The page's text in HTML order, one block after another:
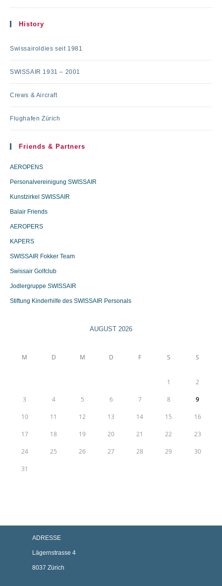
History
Swissairoldies seit 1981
SWISSAIR 1931 – 2001
Crews & Aircraft
Flughafen Zürich
Friends & Partners
AEROPENS
Personalvereinigung SWISSAIR
Kunstzirkel SWISSAIR
Balair Friends
AEROPERS
KAPERS
SWISSAIR Fokker Team
Swissair Golfclub
Jodlergruppe SWISSAIR
Stiftung Kinderhilfe des SWISSAIR Personals
AUGUST 2026
M D M D F S S
1 2
3 4 5 6 7 8 9
10 11 12 13 14 15 16
17 18 19 20 21 22 23
24 25 26 27 28 29 30
31
ADRESSE
Lägernstrasse 4
8037 Zürich